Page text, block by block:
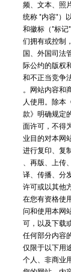
频、文本、照
统称 "内容"）
和徽标（"标记
们拥有或控制
国、外国司法
际公约的版权
和不正当竞争
。网站内容和
人使用。除本
款》明确规定
面许可，不得
业目的对本网
进行复印、复
、再版、上传
译、传播、分
许可或以其他
在您有资格使
问和使用本网
可，以及下载
任何部分内容
仅限于以下用
个人、非商业